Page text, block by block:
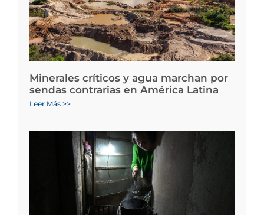
Minerales críticos y agua marchan por
sendas contrarias en América Latina
Leer Más >>